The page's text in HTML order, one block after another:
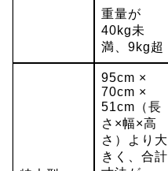
重量が
40kg未
満、9kg超
95cm ×
70cm ×
51cm（長
さ×幅×高
さ）より大
きく、合計